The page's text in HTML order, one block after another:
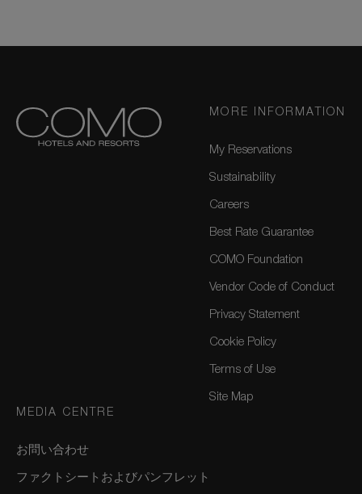
MORE INFORMATION
My Reservations
Sustainability
Careers
Best Rate Guarantee
COMO Foundation
Vendor Code of Conduct
Privacy Statement
Cookie Policy
Terms of Use
Site Map
MEDIA CENTRE
お問い合わせ
ファクトシートおよびパンフレット